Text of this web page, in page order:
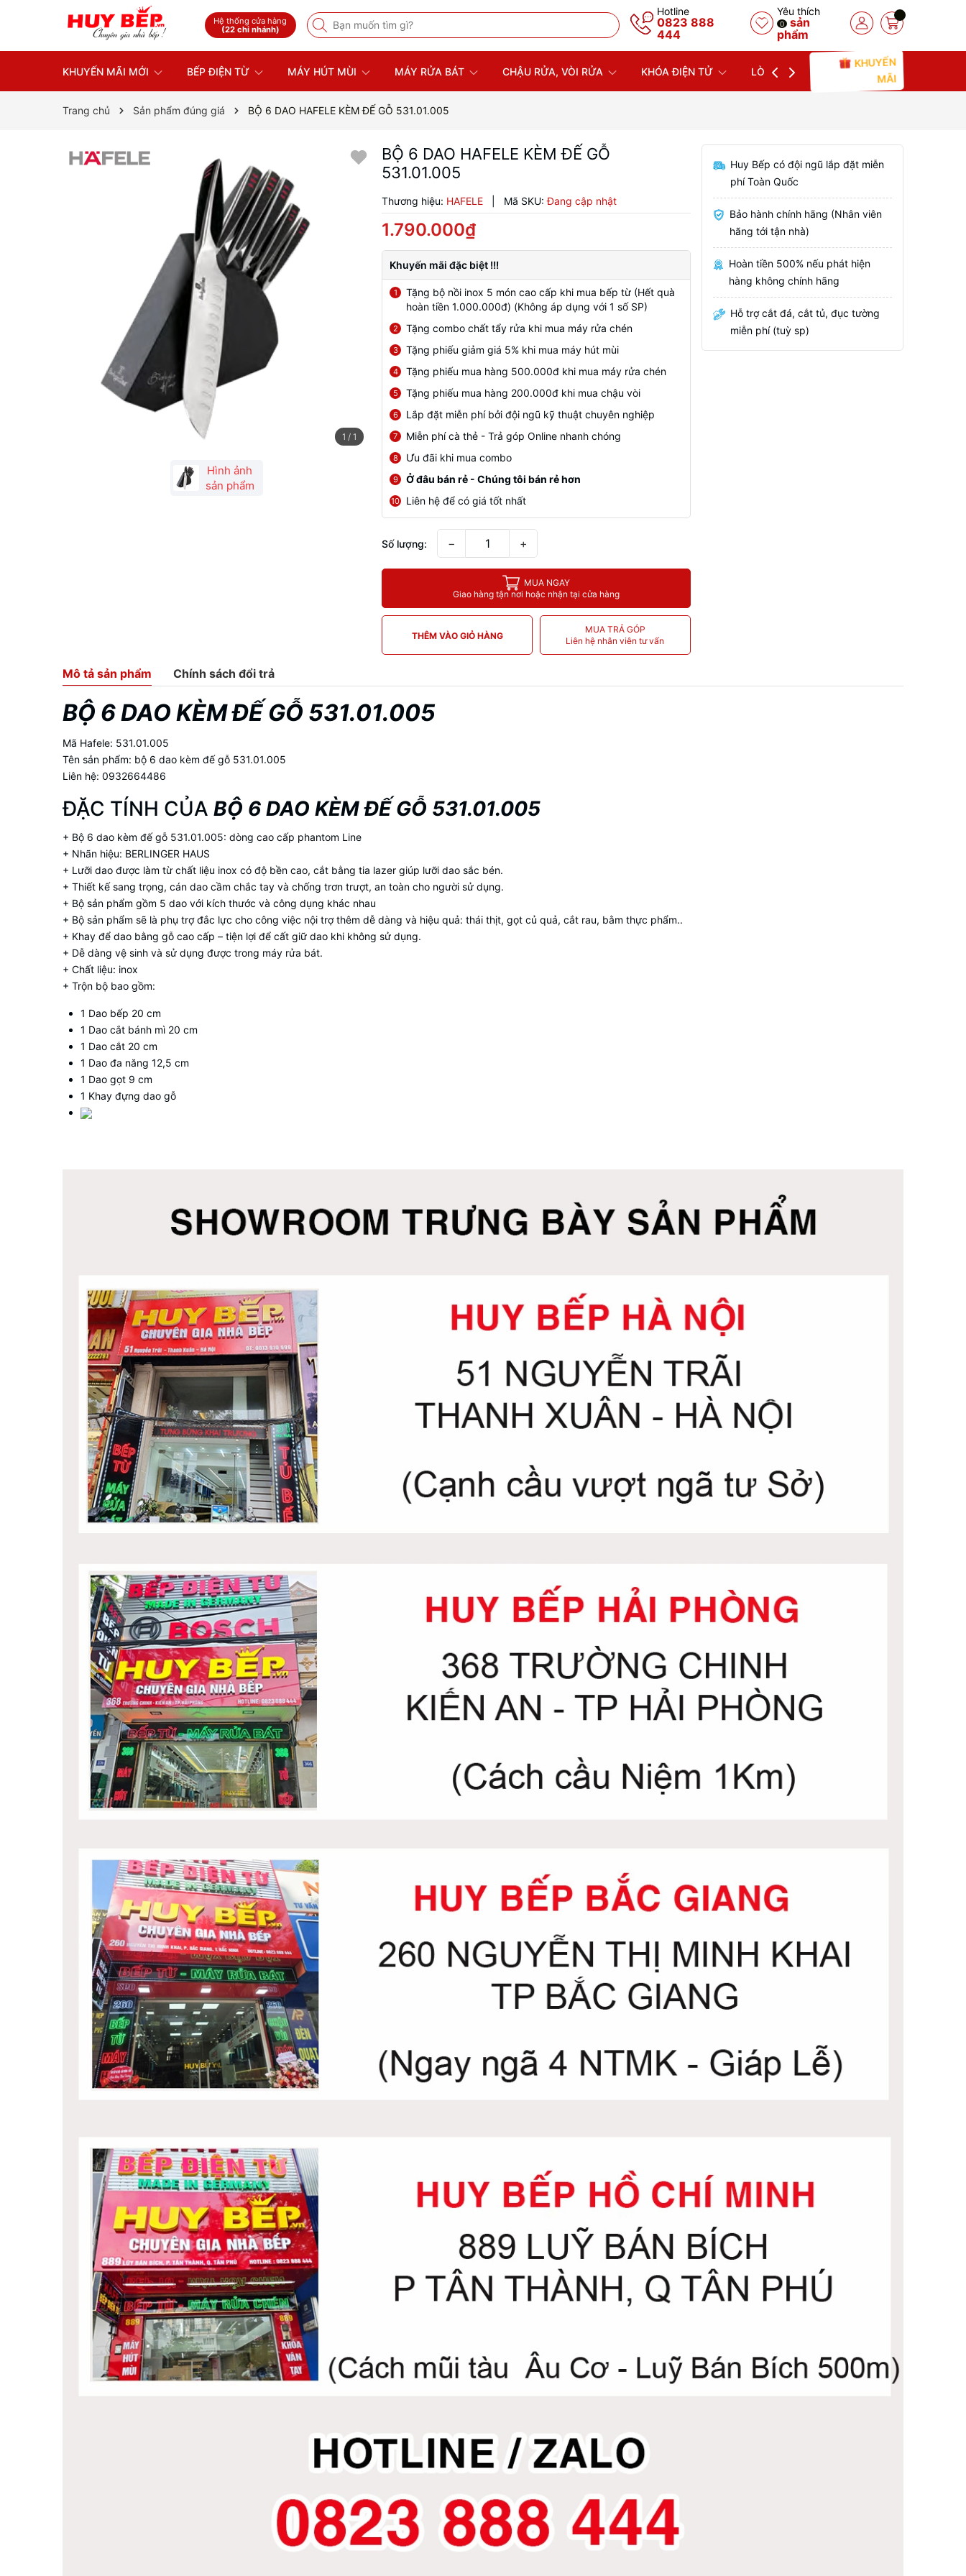
Hệ thống cửa hàng
(22 chi nhánh)
Hotline
0823 888
444
Yêu thích
0
sản
phẩm
KHUYẾN MÃI MỚI BẾP ĐIỆN TỪ MÁY HÚT MÙI MÁY RỬA BÁT CHẬU RỬA, VÒI RỬA KHÓA ĐIỆN TỬ LÒ NƯỚNG LÒ VI SÓNG
KHUYẾN
MÃI
Trang chủ Sản phẩm đúng giá BỘ 6 DAO HAFELE KÈM ĐẾ GỖ 531.01.005
1 / 1
Hình ảnh
sản phẩm
BỘ 6 DAO HAFELE KÈM ĐẾ GỖ
531.01.005
Thương hiệu: HAFELE Mã SKU: Đang cập nhật
1.790.000₫
Khuyến mãi đặc biệt !!!
1
Tặng bộ nồi inox 5 món cao cấp khi mua bếp từ (Hết quà
hoàn tiền 1.000.000đ) (Không áp dụng với 1 số SP)
2 Tặng combo chất tẩy rửa khi mua máy rửa chén
3 Tặng phiếu giảm giá 5% khi mua máy hút mùi
4 Tặng phiếu mua hàng 500.000đ khi mua máy rửa chén
5 Tặng phiếu mua hàng 200.000đ khi mua chậu vòi
6 Lắp đặt miễn phí bởi đội ngũ kỹ thuật chuyên nghiệp
7 Miễn phí cà thẻ - Trả góp Online nhanh chóng
8 Ưu đãi khi mua combo
9 Ở đâu bán rẻ - Chúng tôi bán rẻ hơn
10 Liên hệ để có giá tốt nhất
Số lượng: − +
MUA NGAY
Giao hàng tận nơi hoặc nhận tại cửa hàng
THÊM VÀO GIỎ HÀNG
MUA TRẢ GÓP
Liên hệ nhân viên tư vấn
Huy Bếp có đội ngũ lắp đặt miễn
phí Toàn Quốc
Bảo hành chính hãng (Nhân viên
hãng tới tận nhà)
Hoàn tiền 500% nếu phát hiện
hàng không chính hãng
Hỗ trợ cắt đá, cắt tủ, đục tường
miễn phí (tuỳ sp)
Mô tả sản phẩm Chính sách đổi trả
BỘ 6 DAO KÈM ĐẾ GỖ 531.01.005
Mã Hafele: 531.01.005
Tên sản phẩm: bộ 6 dao kèm đế gỗ 531.01.005
Liên hệ: 0932664486
ÐẶC TÍNH CỦA BỘ 6 DAO KÈM ĐẾ GỖ 531.01.005
+ Bộ 6 dao kèm đế gỗ 531.01.005: dòng cao cấp phantom Line
+ Nhãn hiệu: BERLINGER HAUS
+ Lưỡi dao được làm từ chất liệu inox có độ bền cao, cắt bằng tia lazer giúp lưỡi dao sắc bén.
+ Thiết kế sang trọng, cán dao cầm chắc tay và chống trơn trượt, an toàn cho người sử dụng.
+ Bộ sản phẩm gồm 5 dao với kích thước và công dụng khác nhau
+ Bộ sản phẩm sẽ là phụ trợ đắc lực cho công việc nội trợ thêm dễ dàng và hiệu quả: thái thịt, gọt củ quả, cắt rau, bằm thực phẩm..
+ Khay để dao bằng gỗ cao cấp – tiện lợi để cất giữ dao khi không sử dụng.
+ Dễ dàng vệ sinh và sử dụng được trong máy rửa bát.
+ Chất liệu: inox
+ Trộn bộ bao gồm:
1 Dao bếp 20 cm
1 Dao cắt bánh mì 20 cm
1 Dao cắt 20 cm
1 Dao đa năng 12,5 cm
1 Dao gọt 9 cm
1 Khay đựng dao gỗ